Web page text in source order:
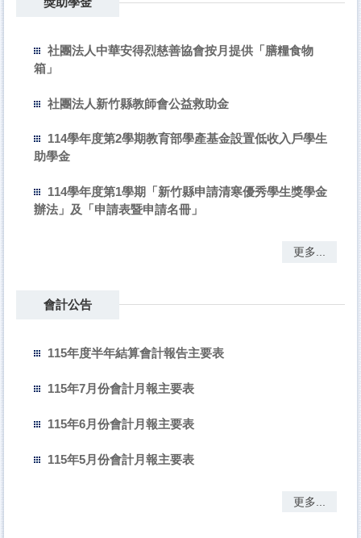
社團法人中華安得烈慈善協會按月提供「膳糧食物
箱」
社團法人新竹縣教師會公益救助金
114學年度第2學期教育部學產基金設置低收入戶學生
助學金
114學年度第1學期「新竹縣申請清寒優秀學生獎學金
辦法」及「申請表暨申請名冊」
更多...
會計公告
115年度半年結算會計報告主要表
115年7月份會計月報主要表
115年6月份會計月報主要表
115年5月份會計月報主要表
更多...